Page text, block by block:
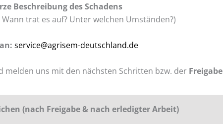
Beschreibung des Schadens
trat es auf? Unter welchen Umständen?)
service@agrisem-deutschland.de
melden uns mit den nächsten Schritten bzw. der Freigabe
(nach Freigabe & nach erledigter Arbeit)